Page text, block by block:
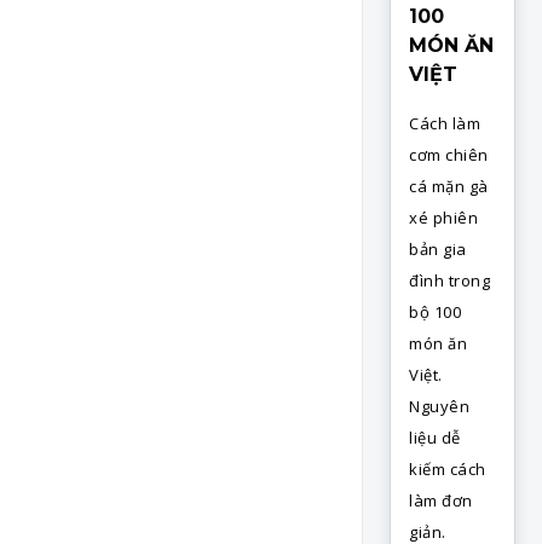
100
MÓN ĂN
VIỆT
Cách làm
cơm chiên
cá mặn gà
xé phiên
bản gia
đình trong
bộ 100
món ăn
Việt.
Nguyên
liệu dễ
kiếm cách
làm đơn
giản.